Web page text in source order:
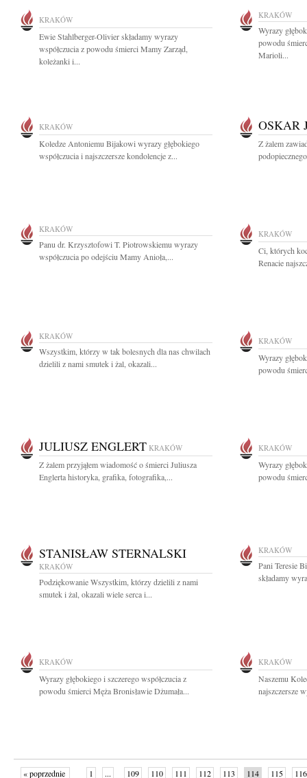
KRAKÓW
Ewie Stahlberger-Olivier składamy wyrazy
współczucia z powodu śmierci Mamy Zarząd,
koleżanki i...
KRAKÓW
Wyrazy
powodu
Marioli...
KRAKÓW
Koledze Antoniemu Bijakowi wyrazy głębokiego
współczucia i najszczersze kondolencje z...
OSKAR
Z żalem
KRAKÓW
Panu dr. Krzysztofowi T. Piotrowskiemu wyrazy
współczucia po odejściu Mamy Anioła,...
KRAKÓW
Ci, których
Renacie
KRAKÓW
Wszystkim, którzy w tak bolesnych dla nas chwilach
dzielili z nami smutek i żal, okazali...
KRAKÓW
Wyrazy
powodu
JULIUSZ ENGLERT KRAKÓW
Z żalem przyjąłem wiadomość o śmierci Juliusza
Englerta historyka, grafika, fotografika,...
KRAKÓW
Wyrazy
powodu
STANISŁAW STERNALSKI
KRAKÓW
Podziękowanie Wszystkim, którzy dzielili z nami
smutek i żal, okazali wiele serca i...
KRAKÓW
Pani Teresie
składamy
KRAKÓW
Wyrazy głębokiego i szczerego współczucia z
powodu śmierci Męża Bronisławie Dżumała...
KRAKÓW
Naszemu
najszczersze
« poprzednie 1 ... 109 110 111 112 113 114 115 116